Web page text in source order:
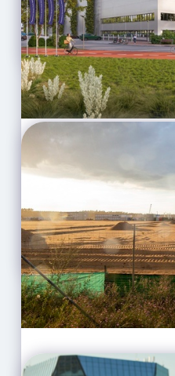
CELÝ ČLÁNEK
Panattoni
- Budoucnost
Příležitost pro
CELÝ ČLÁNEK
Gigafactory v